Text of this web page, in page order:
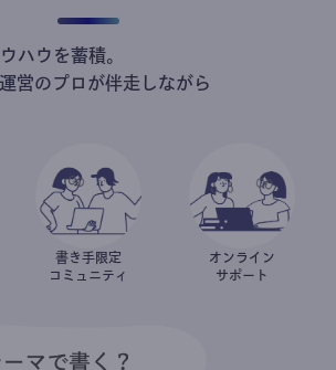
ハウを蓄積。
営のプロが伴走しながら
書き手限定
コミュニティ
オンライン
サポート